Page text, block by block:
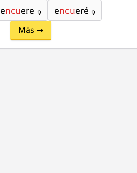
encuere 9 encueré 9
Más →